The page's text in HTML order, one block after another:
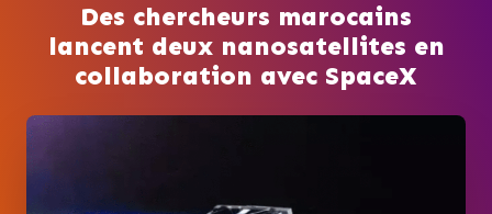
Des chercheurs marocains
lancent deux nanosatellites en
collaboration avec SpaceX